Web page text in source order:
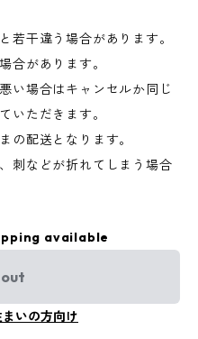
若干違う場合があります。
合があります。
い場合はキャンセルか同じ
いただきます。
の配送となります。
刺などが折れてしまう場合
available
いの方向け